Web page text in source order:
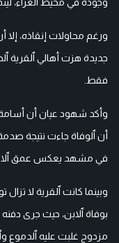
وجوده في محيط ٱلعزاء،
ورغم محاولات إنقاذه،
جديدة هزت أهالي ٱلقرية
فقط.
وأكد شهود عيان أن
أن ٱلوفاة جاءت نتيجة
في مشهد يعكس عمق
وبينما كانت ٱلقرية لا
بوفاة ٱلابن، حيث جرى دفنه
مزدوج غلبت عليه ٱلدموع